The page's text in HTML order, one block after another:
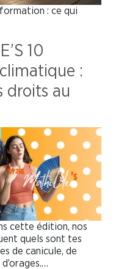
: ce qui
10
:
droits au
cette édition, nos
quels sont tes
de canicule, de